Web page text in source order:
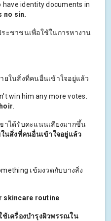
have identity documents in
no sin.
ะชาชนเพื่อใช้ในการหางาน
ยในสิ่งที่คนอื่นเข้าใจอยู่แล้ว
win him any more votes.
าได้รับคะแนนเสียงมากขึ้น
นสิ่งที่คนอื่นเข้าใจอยู่แล้ว
เข้มงวดกับบางสิ่ง
skincare routine
ช้เครื่องบำรุงผิวพรรณใน